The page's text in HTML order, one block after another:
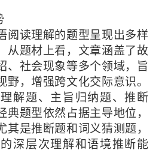
阅读理解的题型呈现出多样
从题材上看，文章涵盖了故
、社会现象等多个领域，旨
，增强跨文化交际意识。
解题、主旨归纳题、推断
题型依然占据主导地位，
是推断题和词义猜测题，
深层次理解和语境推断能